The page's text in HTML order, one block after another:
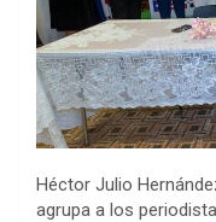
Héctor Julio
agrupa a los